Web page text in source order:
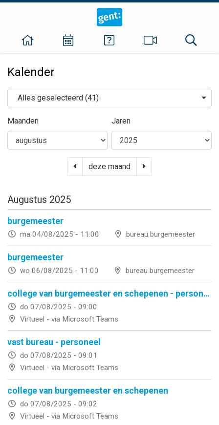
Kalender
Organen
Alles geselecteerd (41)
Maanden Jaren
vorige maand
deze maand volgende maand
Augustus 2025
burgemeester
ma 04/08/2025 - 11:00 bureau burgemeester
burgemeester
wo 06/08/2025 - 11:00 bureau burgemeester
college van burgemeester en schepenen - personeel
do 07/08/2025 - 09:00
Virtueel - via Microsoft Teams
vast bureau - personeel
do 07/08/2025 - 09:01
Virtueel - via Microsoft Teams
college van burgemeester en schepenen
do 07/08/2025 - 09:02
Virtueel - via Microsoft Teams